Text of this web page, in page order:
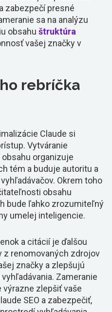
zabezpečí presné
sa na analýzu
obsahu štruktúra
vašej značky v
rebríčka
Claude si
Vytváranie
organizuje
tém a buduje autoritu a
Okrem toho
obsahu
bude ľahko zrozumiteľný
umelej inteligencie.
a citácií je ďalšou
z renomovaných zdrojov
značky a zlepšujú
Zameranie
zlepšiť vaše
SEO a zabezpečiť,